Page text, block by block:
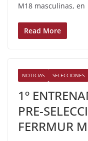
M18 masculinas, en
Read More
NOTICIAS SELECCIONES
1º
PRE-
FERRMUR